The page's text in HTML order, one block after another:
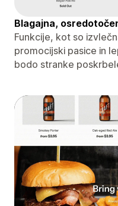
Blagajna,
Funkcije, kot so
promocijski pasice in
bodo stranke